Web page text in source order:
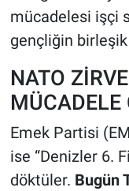
mücadelesi işçi
gençliğin
NATO
MÜCADELE
Emek Partisi
ise “Denizler 6.
döktüler. Bugün